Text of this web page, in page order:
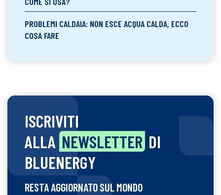
PROBLEMI CALDAIA: NON ESCE ACQUA CALDA, ECCO
COSA FARE
ISCRIVITI
ALLA NEWSLETTER DI
BLUENERGY
RESTA AGGIORNATO SUL MONDO